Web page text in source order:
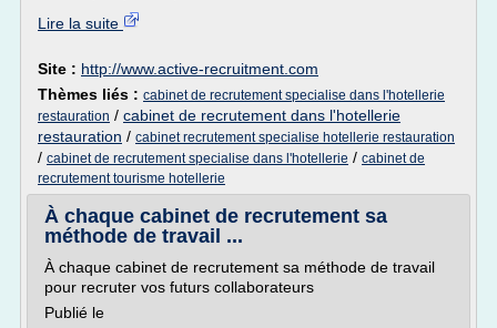
Lire la suite
Site : http://www.active-recruitment.com
Thèmes liés : cabinet de recrutement specialise dans l'hotellerie
restauration / cabinet de recrutement dans l'hotellerie
restauration / cabinet recrutement specialise hotellerie restauration
/ cabinet de recrutement specialise dans l'hotellerie / cabinet de
recrutement tourisme hotellerie
À chaque cabinet de recrutement sa
méthode de travail ...
À chaque cabinet de recrutement sa méthode de travail
pour recruter vos futurs collaborateurs
Publié le